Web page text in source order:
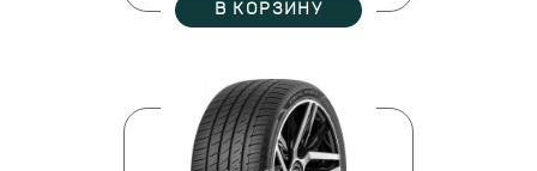
В КОРЗИНУ